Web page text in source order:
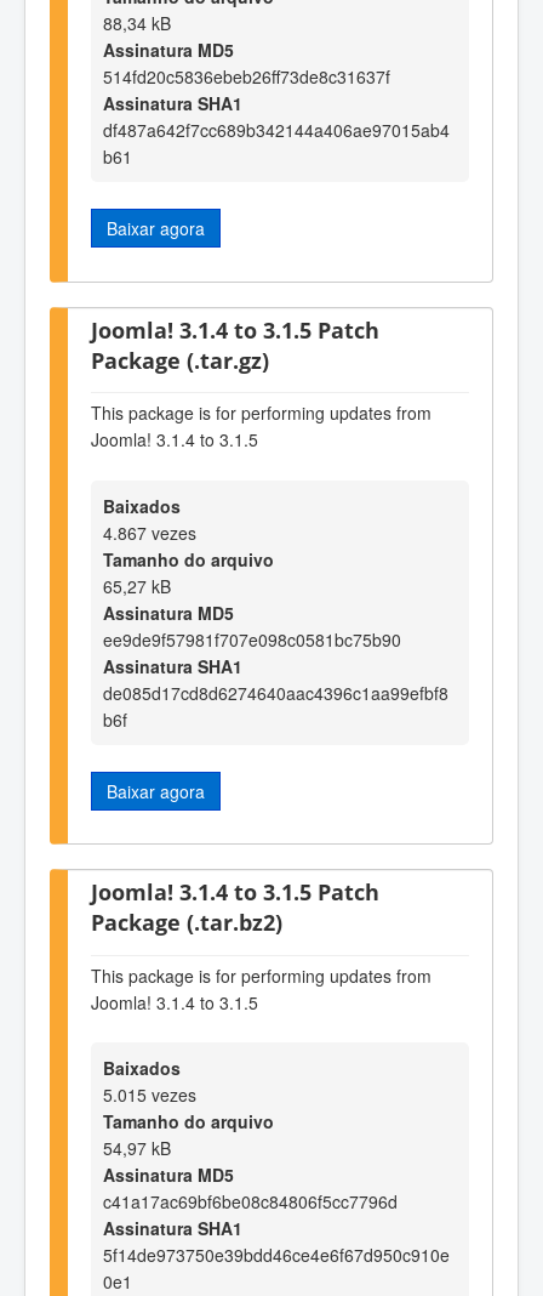
88,34 kB
Assinatura MD5
514fd20c5836ebeb26ff73de8c31637f
Assinatura SHA1
df487a642f7cc689b342144a406ae97015ab4
b61
Baixar agora
Joomla! 3.1.4 to 3.1.5 Patch
Package (.tar.gz)
This package is for performing updates from
Joomla! 3.1.4 to 3.1.5
Baixados
4.867 vezes
Tamanho do arquivo
65,27 kB
Assinatura MD5
ee9de9f57981f707e098c0581bc75b90
Assinatura SHA1
de085d17cd8d6274640aac4396c1aa99efbf8
b6f
Baixar agora
Joomla! 3.1.4 to 3.1.5 Patch
Package (.tar.bz2)
This package is for performing updates from
Joomla! 3.1.4 to 3.1.5
Baixados
5.015 vezes
Tamanho do arquivo
54,97 kB
Assinatura MD5
c41a17ac69bf6be08c84806f5cc7796d
Assinatura SHA1
5f14de973750e39bdd46ce4e6f67d950c910e
0e1